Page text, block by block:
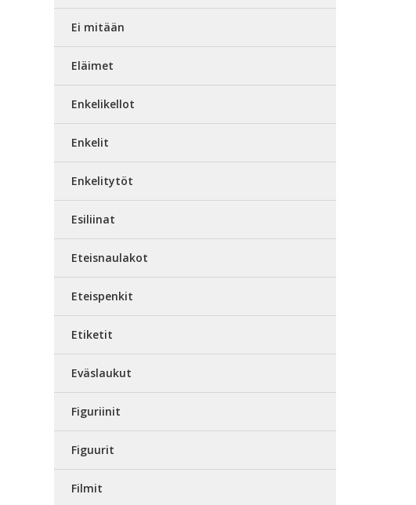
Ei mitään
Eläimet
Enkelikellot
Enkelit
Enkelitytöt
Esiliinat
Eteisnaulakot
Eteispenkit
Etiketit
Eväslaukut
Figuriinit
Figuurit
Filmit